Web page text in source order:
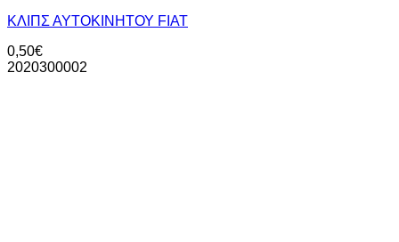
KΛΙΠΣ ΑΥΤΟΚΙΝΗΤΟΥ FIAT
0,50€
2020300002